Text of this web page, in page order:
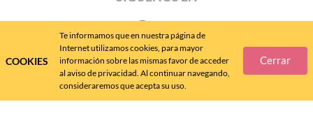
COOKIES
Te informamos que en nuestra página de
Internet utilizamos cookies, para mayor
información sobre las mismas favor de acceder
al aviso de privacidad. Al continuar navegando,
consideraremos que acepta su uso.
Cerrar
CallCenter477 788 4600